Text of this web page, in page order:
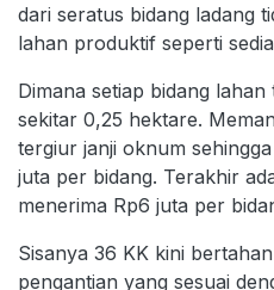
dari seratus bidang ladang
lahan produktif seperti
Dimana setiap bidang
sekitar 0,25 hektare.
tergiur janji oknum
juta per bidang. Terakhir
menerima Rp6 juta per
Sisanya 36 KK kini
pengantian yang sesuai